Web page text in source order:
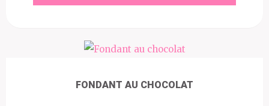
FONDANT AU CHOCOLAT